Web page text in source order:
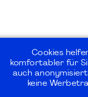
Cookies
komfortabler für
auch
keine